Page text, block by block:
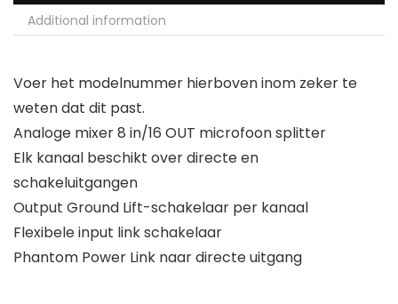
Additional information
Voer het modelnummer hierboven inom zeker te
weten dat dit past.
Analoge mixer 8 in/16 OUT microfoon splitter
Elk kanaal beschikt over directe en
schakeluitgangen
Output Ground Lift-schakelaar per kanaal
Flexibele input link schakelaar
Phantom Power Link naar directe uitgang